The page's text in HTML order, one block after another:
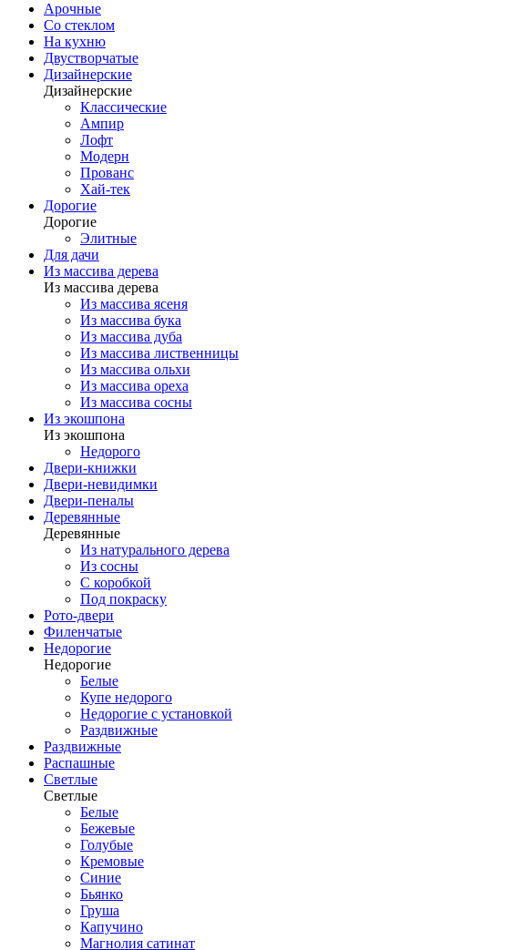
Арочные
Со стеклом
На кухню
Двустворчатые
Дизайнерские
Дизайнерские
Классические
Ампир
Лофт
Модерн
Прованс
Хай-тек
Дорогие
Дорогие
Элитные
Для дачи
Из массива дерева
Из массива дерева
Из массива ясеня
Из массива бука
Из массива дуба
Из массива лиственницы
Из массива ольхи
Из массива ореха
Из массива сосны
Из экошпона
Из экошпона
Недорого
Двери-книжки
Двери-невидимки
Двери-пеналы
Деревянные
Деревянные
Из натурального дерева
Из сосны
С коробкой
Под покраску
Рото-двери
Филенчатые
Недорогие
Недорогие
Белые
Купе недорого
Недорогие с установкой
Раздвижные
Раздвижные
Распашные
Светлые
Светлые
Белые
Бежевые
Голубые
Кремовые
Синие
Бьянко
Груша
Капучино
Магнолия сатинат